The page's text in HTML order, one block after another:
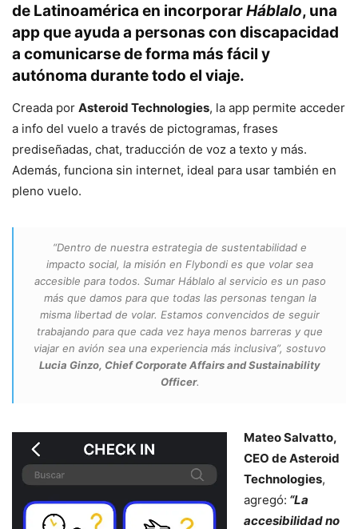
de Latinoamérica en incorporarHáblalo, una
app que ayuda a personas con discapacidad
a comunicarse de forma más fácil y
autónoma durante todo el viaje.
Creada por Asteroid Technologies, la app permite acceder
a info del vuelo a través de pictogramas, frases
prediseñadas, chat, traducción de voz a texto y más.
Además, funciona sin internet, ideal para usar también en
pleno vuelo.
“Dentro de nuestra estrategia de sustentabilidad e
impacto social, la misión en Flybondi es que volar sea
accesible para todos. Sumar Háblalo al servicio es un paso
más que damos para que todas las personas tengan la
misma libertad de volar. Estamos convencidos de seguir
trabajando para que cada vez haya menos barreras y que
viajar en avión sea una experiencia más inclusiva”, sostuvo
Lucia Ginzo, Chief Corporate Affairs and Sustainability
Officer.
Mateo Salvatto,
CEO de Asteroid
Technologies,
agregó: “La
accesibilidad no